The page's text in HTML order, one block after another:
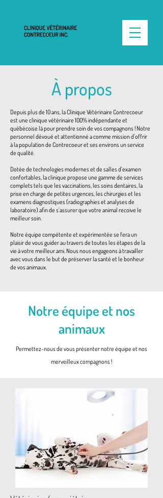
À propos
Depuis plus de 10 ans, la Clinique Vétérinaire Contrecoeur
est une clinique vétérinaire 100% indépendante et
québécoise là pour prendre soin de vos compagnons ! Notre
personnel dévoué et attentionné a comme mission d'offrir
à la population de Contrecoeur et ses environs un service
de qualité.
Dotée de technologies modernes et de salles d'examen
confortables, la clinique propose une gamme de services
complets tels que les vaccinations, les soins dentaires, la
prise en charge de petites urgences, les chirurgies et les
examens diagnostiques (radiographies et analyses de
laboratoire) afin de s'assurer que votre animal recoive le
meilleur soin.
Notre équipe compétente et expérimentée se fera un
plaisir de vous guider au travers de toutes les étapes de la
vie à votre meilleur ami. Nous nous engageons à travailler
avec vous dans le but de préserver la santé et le bonheur
de vos animaux.
Notre équipe et nos
animaux
Permettez-nous de vous présenter notre équipe et nos
merveilleux compagnons !